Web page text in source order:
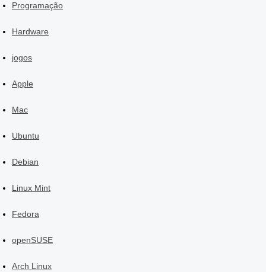
Programação
Hardware
jogos
Apple
Mac
Ubuntu
Debian
Linux Mint
Fedora
openSUSE
Arch Linux